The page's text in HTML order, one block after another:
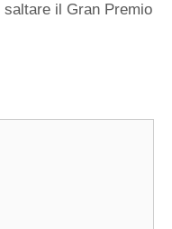
il Gran Premio